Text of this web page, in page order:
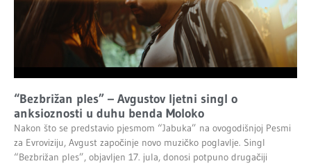
“Bezbrižan ples” – Avgustov ljetni singl o
anksioznosti u duhu benda Moloko
Nakon što se predstavio pjesmom “Jabuka” na ovogodišnjoj Pesmi
za Evroviziju, Avgust započinje novo muzičko poglavlje. Singl
“Bezbrižan ples”, objavljen 17. jula, donosi potpuno drugačiji